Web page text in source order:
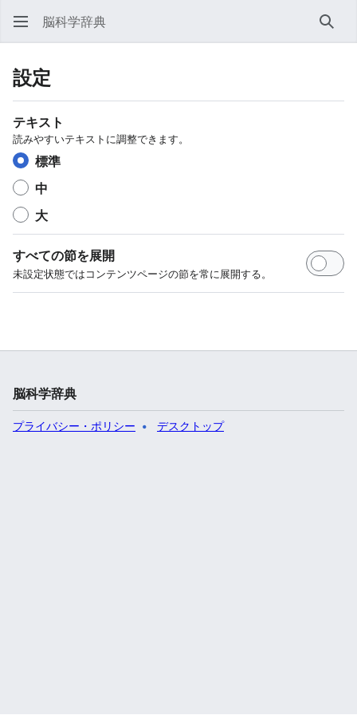
脳科学辞典 検索
設定
テキスト
読みやすいテキストに調整できます。
標準
中
大
すべての節を展開
未設定状態ではコンテンツページの節を常に展開する。
脳科学辞典
プライバシー・ポリシー デスクトップ